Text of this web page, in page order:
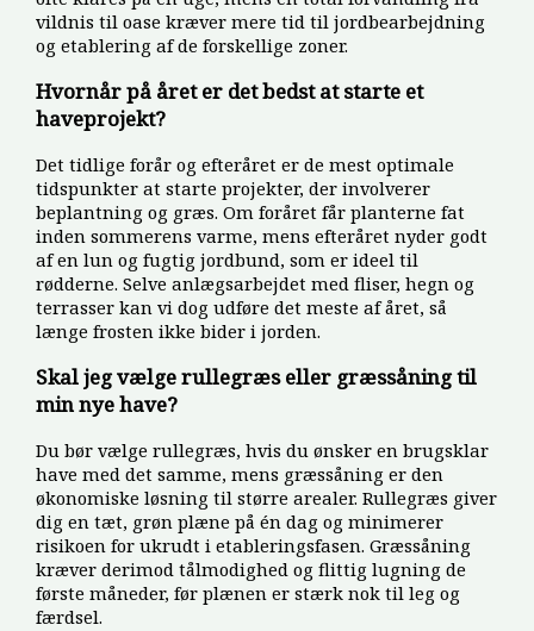
vildnis til oase kræver mere tid til jordbearbejdning
og etablering af de forskellige zoner.
Hvornår på året er det bedst at starte et
haveprojekt?
Det tidlige forår og efteråret er de mest optimale
tidspunkter at starte projekter, der involverer
beplantning og græs. Om foråret får planterne fat
inden sommerens varme, mens efteråret nyder godt
af en lun og fugtig jordbund, som er ideel til
rødderne. Selve anlægsarbejdet med fliser, hegn og
terrasser kan vi dog udføre det meste af året, så
længe frosten ikke bider i jorden.
Skal jeg vælge rullegræs eller græssåning til
min nye have?
Du bør vælge rullegræs, hvis du ønsker en brugsklar
have med det samme, mens græssåning er den
økonomiske løsning til større arealer. Rullegræs giver
dig en tæt, grøn plæne på én dag og minimerer
risikoen for ukrudt i etableringsfasen. Græssåning
kræver derimod tålmodighed og flittig lugning de
første måneder, før plænen er stærk nok til leg og
færdsel.